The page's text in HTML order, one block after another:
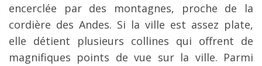
encerclée par des montagnes, proche de la
cordière des Andes. Si la ville est assez plate,
elle détient plusieurs collines qui offrent de
magnifiques points de vue sur la ville. Parmi